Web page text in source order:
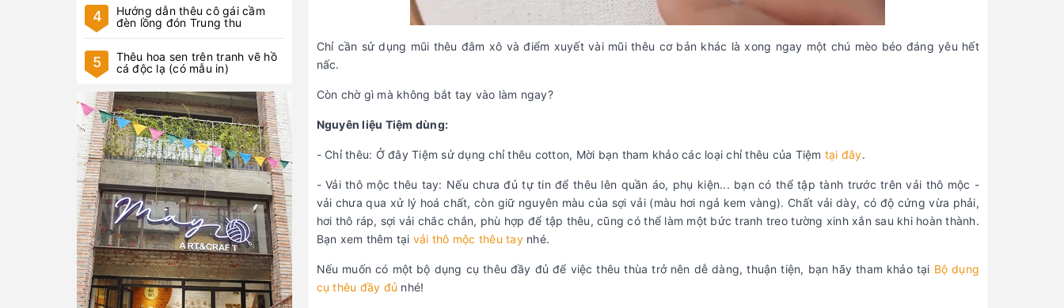
Chỉ cần sử dụng mũi thêu đâm xô và điểm xuyết vài mũi thêu cơ bản khác là xong ngay một chú mèo béo đáng yêu hết
nấc.
Còn chờ gì mà không bắt tay vào làm ngay?
Nguyên liệu Tiệm dùng:
- Chỉ thêu: Ở đây Tiệm sử dụng chỉ thêu cotton, Mời bạn tham khảo các loại chỉ thêu của Tiệm tại đây.
- Vải thô mộc thêu tay: Nếu chưa đủ tự tin để thêu lên quần áo, phụ kiện... bạn có thể tập tành trước trên vải thô mộc -
vải chưa qua xử lý hoá chất, còn giữ nguyên màu của sợi vải (màu hơi ngả kem vàng). Chất vải dày, có độ cứng vừa phải,
hơi thô ráp, sợi vải chắc chắn, phù hợp để tập thêu, cũng có thể làm một bức tranh treo tường xinh xắn sau khi hoàn thành.
Bạn xem thêm tại vải thô mộc thêu taynhé.
Nếu muốn có một bộ dụng cụ thêu đầy đủ để việc thêu thùa trở nên dễ dàng, thuận tiện, bạn hãy tham khảo tại Bộ dụng
cụ thêu đầy đủ nhé!
4
Hướng dẫn thêu cô gái cầm
đèn lồng đón Trung thu
5
Thêu hoa sen trên tranh vẽ hồ
cá độc lạ (có mẫu in)